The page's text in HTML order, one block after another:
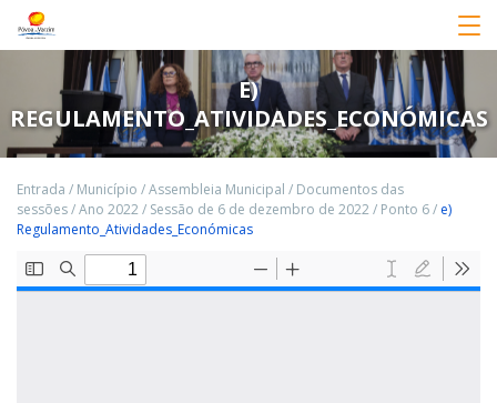
E)
REGULAMENTO_ATIVIDADES_ECONÓMICAS
Entrada / Município /Assembleia Municipal / Documentos das
sessões/Ano 2022/ Sessão de 6 de dezembro de 2022/ Ponto 6/ e)
Regulamento_Atividades_Económicas